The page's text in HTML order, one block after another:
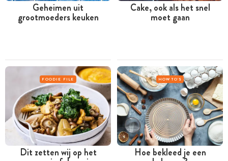
Geheimen uit
grootmoeders keuken
Cake, ook als het snel
moet gaan
FOODIE FILE
Dit zetten wij op het
HOW TO'S
Hoe bekleed je een